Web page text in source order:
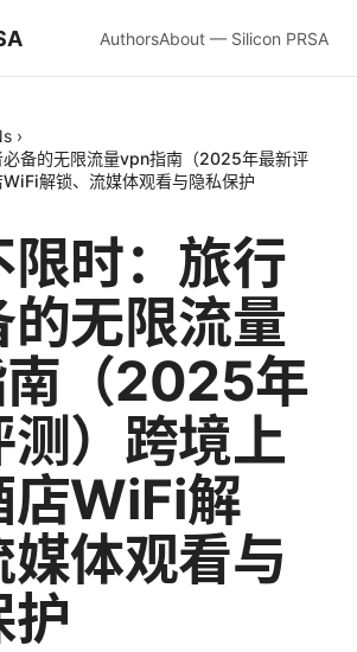
AuthorsAbout — Silicon PRSA
›
备的无限流量vpn指南（2025年最新评
解锁、流媒体观看与隐私保护
限时：旅行
的无限流量
（2025年
测）跨境上
店WiFi解
体观看与
护